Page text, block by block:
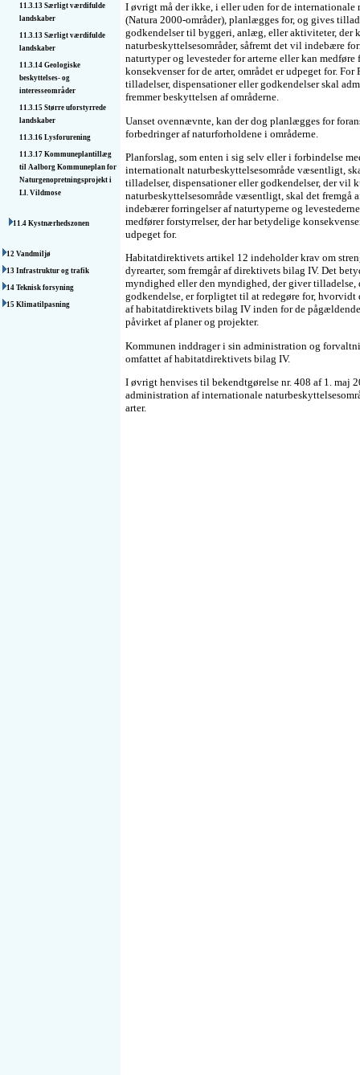
11.3.13 Særligt værdifulde
landskaber
11.3.13 Særligt værdifulde
landskaber
11.3.14 Geologiske
beskyttelses- og
interesseområder
11.3.15 Større uforstyrrede
landskaber
11.3.16 Lysforurening
11.3.17 Kommuneplantillæg
til Aalborg Kommuneplan for
Naturgenopretnings­projekt i
Ll. Vildmose
11.4 Kystnærhedszonen
12 Vandmiljø
13 Infrastruktur og trafik
14 Teknisk forsyning
15 Klimatilpasning
I øvrigt må der ikke, i eller uden for de internationale
(Natura 2000-områder), planlægges for, og gives
godkendelser til byggeri, anlæg, eller aktiviteter, der
naturbeskyttelsesområder, såfremt det vil indebære
naturtyper og levesteder for arterne eller kan medføre
konsekvenser for de arter, området er udpeget for. For
tilladelser, dispensationer eller godkendelser skal
fremmer beskyttelsen af områderne.
Uanset ovennævnte, kan der dog planlægges for
forbedringer af naturforholdene i områderne.
Planforslag, som enten i sig selv eller i forbindelse
internationalt naturbeskyttelsesområde væsentligt,
tilladelser, dispensationer eller godkendelser, der vil
naturbeskyttelsesområde væsentligt, skal det fremgå
indebærer forringelser af naturtyperne og
medfører forstyrrelser, der har betydelige
udpeget for.
Habitatdirektivets artikel 12 indeholder krav om
dyrearter, som fremgår af direktivets bilag IV. Det
myndighed eller den myndighed, der giver tilladelse,
godkendelse, er forpligtet til at redegøre for, hvorvidt
af habitatdirektivets bilag IV inden for de
påvirket af planer og projekter.
Kommunen inddrager i sin administration og
omfattet af habitatdirektivets bilag IV.
I øvrigt henvises til bekendtgørelse nr. 408 af 1. maj
administration af internationale
arter.